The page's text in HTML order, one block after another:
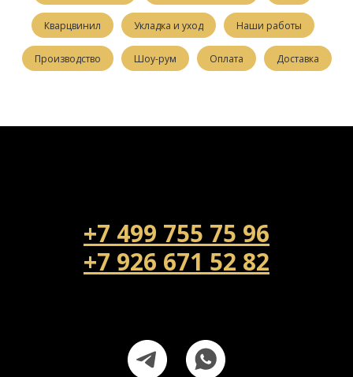
Кварцвинил Укладка и уход Наши работы
Производство Шоу-рум Оплата Доставка
+7 499 755 75 96
+7 926 671 52 82